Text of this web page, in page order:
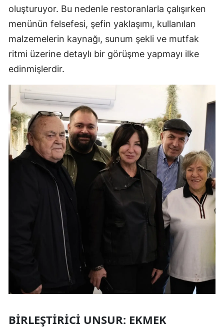
oluşturuyor. Bu nedenle restoranlarla çalışırken
menünün felsefesi, şefin yaklaşımı, kullanılan
malzemelerin kaynağı, sunum şekli ve mutfak
ritmi üzerine detaylı bir görüşme yapmayı ilke
edinmişlerdir.
BIRLEŞTIRICI UNSUR: EKMEK